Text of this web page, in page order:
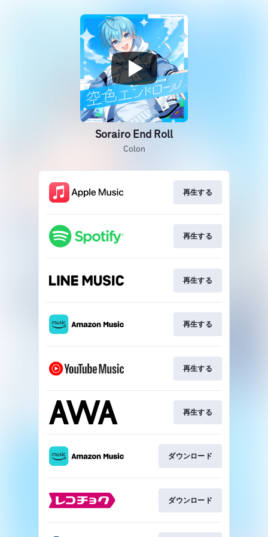
Sorairo End Roll
Colon
再生する
再生する
再生する
再生する
再生する
再生する
ダウンロード
ダウンロード